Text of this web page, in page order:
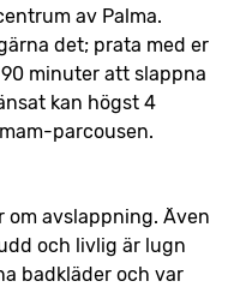
av Palma.
det; prata med er
minuter att slappna
kan högst 4
parcousen.
om avslappning. Även
och livlig är lugn
badkläder och var